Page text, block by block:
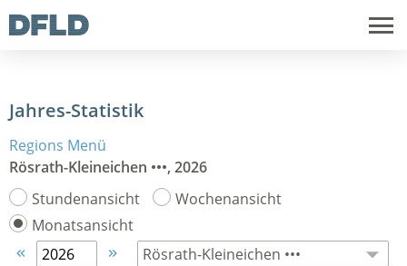
Jahres-Statistik
Regions Menü
Rösrath-Kleineichen •••, 2026
Stundenansicht
Wochenansicht
Monatsansicht

